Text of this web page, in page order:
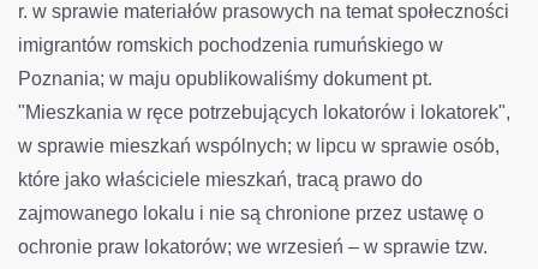
r. w sprawie materiałów prasowych na temat społeczności
imigrantów romskich pochodzenia rumuńskiego w
Poznania; w maju opublikowaliśmy dokument pt.
"Mieszkania w ręce potrzebujących lokatorów i lokatorek",
w sprawie mieszkań wspólnych; w lipcu w sprawie osób,
które jako właściciele mieszkań, tracą prawo do
zajmowanego lokalu i nie są chronione przez ustawę o
ochronie praw lokatorów; we wrzesień – w sprawie tzw.